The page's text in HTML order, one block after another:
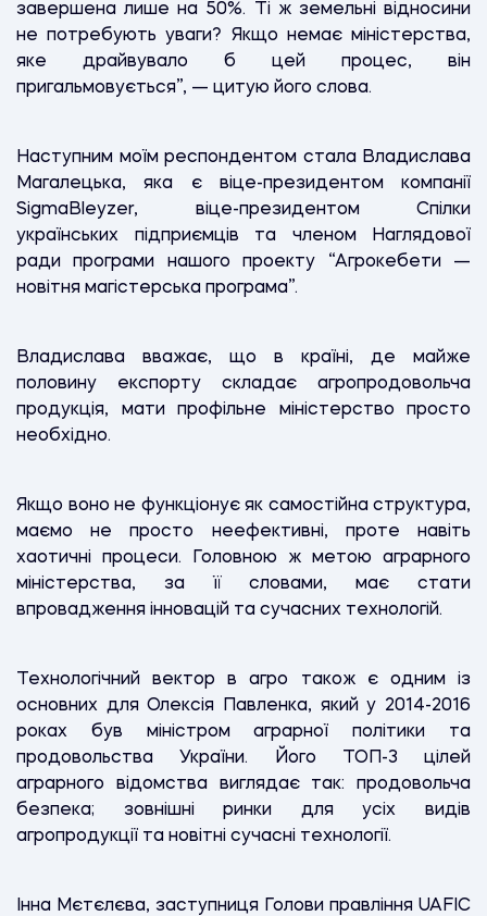
завершена лише на 50%. Ті ж земельні відносини
не потребують уваги? Якщо немає міністерства,
яке драйвувало б цей процес, він
пригальмовується”, — цитую його слова.
Наступним моїм респондентом стала Владислава
Магалецька, яка є віце-президентом компанії
SigmaBleyzer, віце-президентом Спілки
українських підприємців та членом Наглядової
ради програми нашого проекту “Агрокебети —
новітня магістерська програма”.
Владислава вважає, що в країні, де майже
половину експорту складає агропродовольча
продукція, мати профільне міністерство просто
необхідно.
Якщо воно не функціонує як самостійна структура,
маємо не просто неефективні, проте навіть
хаотичні процеси. Головною ж метою аграрного
міністерства, за її словами, має стати
впровадження інновацій та сучасних технологій.
Технологічний вектор в агро також є одним із
основних для Олексія Павленка, який у 2014-2016
роках був міністром аграрної політики та
продовольства України. Його ТОП-3 цілей
аграрного відомства виглядає так: продовольча
безпека; зовнішні ринки для усіх видів
агропродукції та новітні сучасні технології.
Інна Мєтєлєва, заступниця Голови правління UAFIC